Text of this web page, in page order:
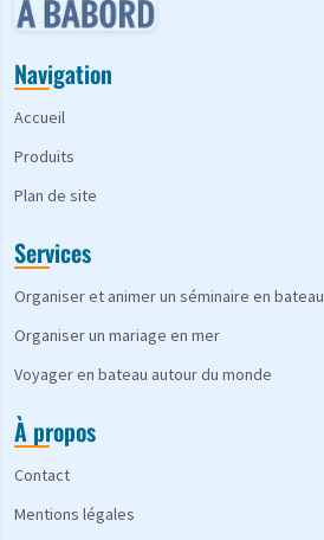
Navigation
Accueil
Produits
Plan de site
Services
Organiser et animer un séminaire en bateau
Organiser un mariage en mer
Voyager en bateau autour du monde
À propos
Contact
Mentions légales